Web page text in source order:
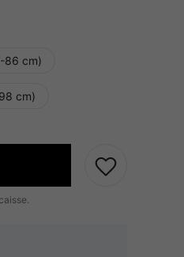
86 cm)
cm)